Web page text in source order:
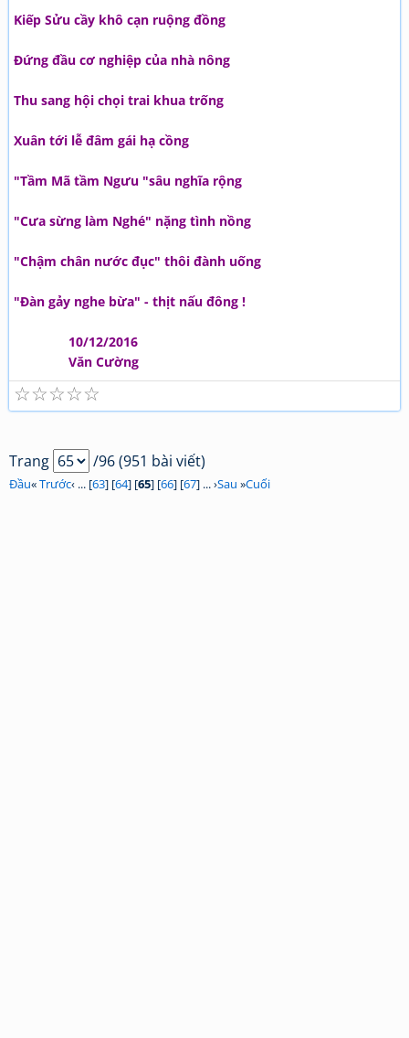
Kiếp Sửu cầy khô cạn ruộng đồng
Đứng đầu cơ nghiệp của nhà nông
Thu sang hội chọi trai khua trống
Xuân tới lễ đâm gái hạ cồng
"Tầm Mã tầm Ngưu "sâu nghĩa rộng
"Cưa sừng làm Nghé" nặng tình nồng
"Chậm chân nước đục" thôi đành uống
"Đàn gảy nghe bừa" - thịt nấu đông !
10/12/2016
Văn Cường
☆
☆
☆
☆
☆
Trang /96 (951 bài viết)
Đầu«Trước‹ ... [63] [64] [65] [66] [67] ... ›Sau »Cuối